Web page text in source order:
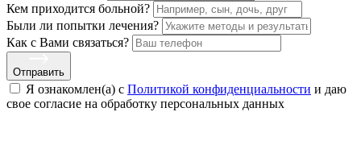
Кем приходится больной?
Были ли попытки лечения?
Как с Вами связаться?
Отправить
Я ознакомлен(а) с Политикой конфиденциальности и даю
свое cогласие на обработку персональных данных